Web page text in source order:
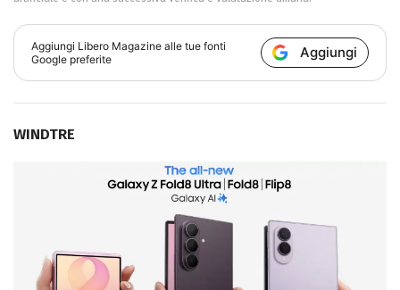
Aggiungi Libero Magazine alle tue fonti
Google preferite
Aggiungi
WINDTRE